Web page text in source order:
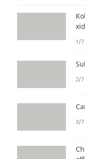
Die
Video.
xid
1/7
2/7
3/7